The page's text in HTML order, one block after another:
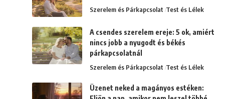
Szerelem és Párkapcsolat Test és Lélek
A csendes szerelem ereje: 5 ok, amiért
nincs jobb a nyugodt és békés
párkapcsolatnál
Szerelem és Párkapcsolat Test és Lélek
Üzenet neked a magányos estéken: